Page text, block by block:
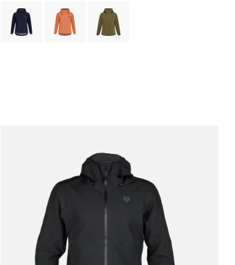
Product swatch type of Noir.
Product swatch type of Coral.
Product swatch type of Vert olive.